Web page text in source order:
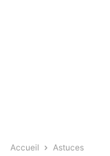
Accueil Astuces